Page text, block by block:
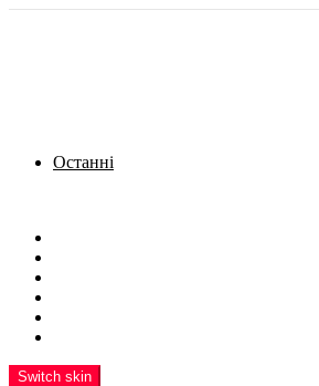
Останні
Switch skin